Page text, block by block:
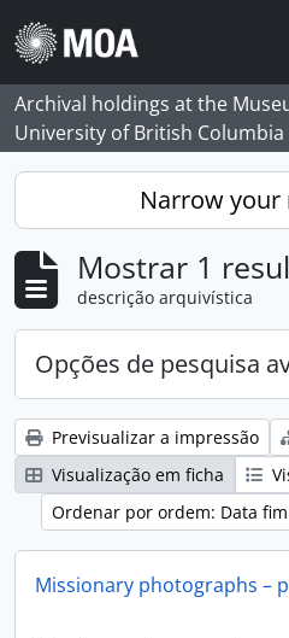
Skip to main content
Archival holdings at the
University of British Columbia
Narrow your
Mostrar 1
descrição arquivística
Opções de pesquisa
Previsualizar a impressão
Visualização em ficha
Ordenar por ordem: Data fim
Missionary photographs –